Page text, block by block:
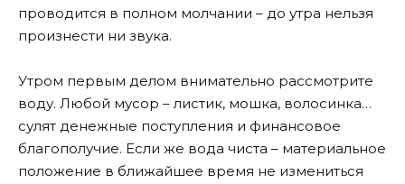
проводится в полном молчании – до утра нельзя
произнести ни звука.
Утром первым делом внимательно рассмотрите
воду. Любой мусор – листик, мошка, волосинка…
сулят денежные поступления и финансовое
благополучие. Если же вода чиста – материальное
положение в ближайшее время не измениться